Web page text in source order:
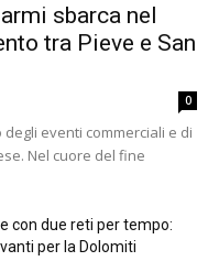
sbarca nel
tra Pieve e San
0
eventi commerciali e di
Nel cuore del fine
con due reti per tempo:
per la Dolomiti